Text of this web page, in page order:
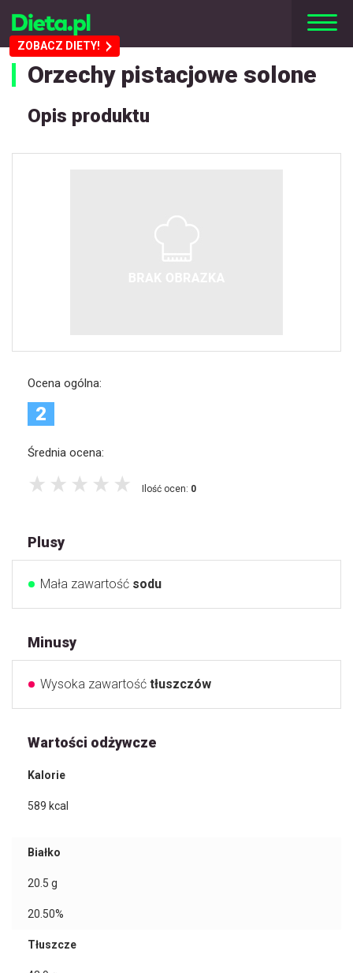
ZOBACZ DIETY!
Orzechy pistacjowe solone
Opis produktu
Ocena ogólna:
2
Średnia ocena:
Ilość ocen: 0
Plusy
Mała zawartość sodu
Minusy
Wysoka zawartość tłuszczów
Wartości odżywcze
Kalorie
589 kcal
Białko
20.5 g
20.50%
Tłuszcze